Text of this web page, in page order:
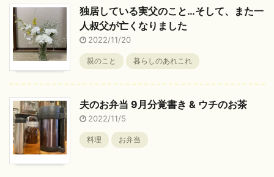
独居している実父のこと…そして、また一
人叔父が亡くなりました
2022/11/20
親のこと 暮らしのあれこれ
夫のお弁当 9月分覚書き & ウチのお茶
2022/11/5
料理 お弁当